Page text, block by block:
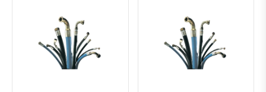
Быстрый просмотрДобавить к сравнению
Добавить в избранное Быстрый просмотрДобавить к сравнению
Добавить в избранное